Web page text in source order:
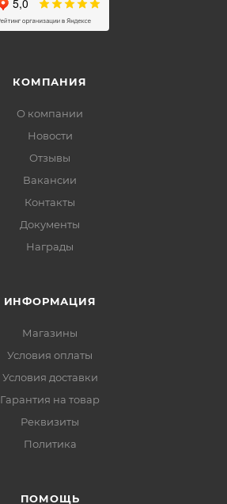
КОМПАНИЯ
О компании
Новости
Отзывы
Вакансии
Контакты
Документы
Награды
ИНФОРМАЦИЯ
Магазины
Условия оплаты
Условия доставки
Гарантия на товар
Реквизиты
Политика
ПОМОЩЬ